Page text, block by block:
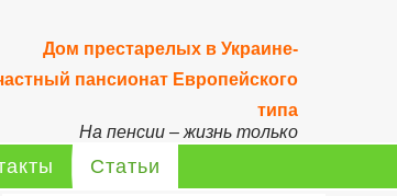
Дом престарелых в Украине-
пансионат Европейского
типа
На пенсии – жизнь только
Статьи